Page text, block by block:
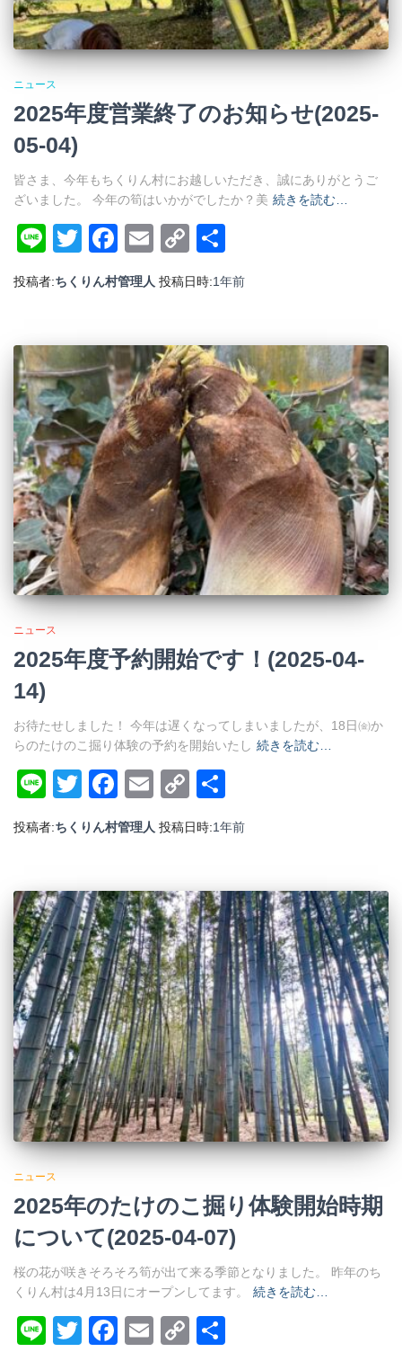
ニュース
2025年度営業終了のお知らせ(2025-
05-04)
皆さま、今年もちくりん村にお越しいただき、誠にありがとうご
ざいました。 今年の筍はいかがでしたか？美 続きを読む…
LineTwitterFacebook
EmailCopy
Link
有
投稿者:ちくりん村管理人 投稿日時:1年前
ニュース
2025年度予約開始です！(2025-04-
14)
お待たせしました！ 今年は遅くなってしまいましたが、18日㈮か
らのたけのこ掘り体験の予約を開始いたし 続きを読む…
LineTwitterFacebook
EmailCopy
Link
有
投稿者:ちくりん村管理人 投稿日時:1年前
ニュース
2025年のたけのこ掘り体験開始時期
について(2025-04-07)
桜の花が咲きそろそろ筍が出て来る季節となりました。 昨年のち
くりん村は4月13日にオープンしてます。
続きを読む…
LineTwitterFacebook
EmailCopy